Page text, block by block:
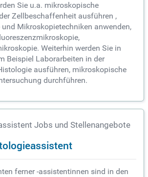
Sie u.a. mikroskopische
Zellbeschaffenheit ausführen ,
und Mikroskopietechniken anwenden,
Weiterhin werden Sie in
Beispiel Laborarbeiten in der
ausführen, mikroskopische
durchführen.
Jobs und Stellenangebote
ferner -assistentinnen sind in den